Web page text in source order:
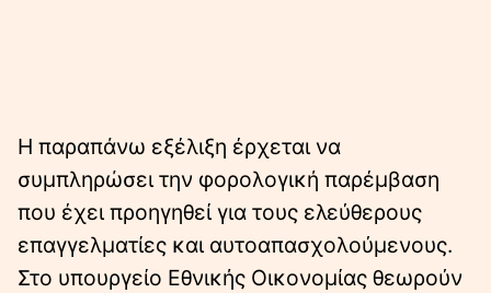
Η παραπάνω εξέλιξη έρχεται να
συμπληρώσει την φορολογική παρέμβαση
που έχει προηγηθεί για τους ελεύθερους
επαγγελματίες και αυτοαπασχολούμενους.
Στο υπουργείο Εθνικής Οικονομίας θεωρούν